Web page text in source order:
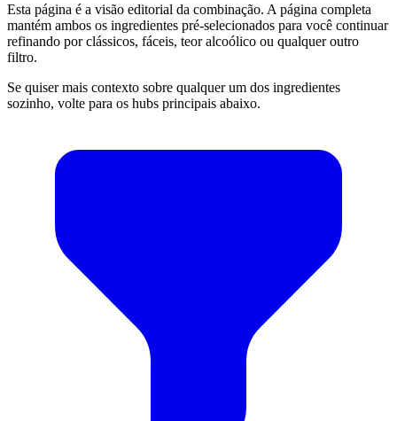
Esta página é a visão editorial da combinação. A página completa
mantém ambos os ingredientes pré-selecionados para você continuar
refinando por clássicos, fáceis, teor alcoólico ou qualquer outro
filtro.
Se quiser mais contexto sobre qualquer um dos ingredientes
sozinho, volte para os hubs principais abaixo.